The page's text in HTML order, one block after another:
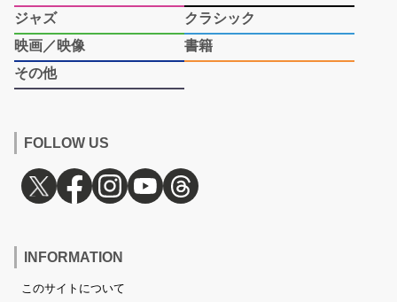
ジャズ
クラシック
映画／映像
書籍
その他
FOLLOW US
INFORMATION
このサイトについて